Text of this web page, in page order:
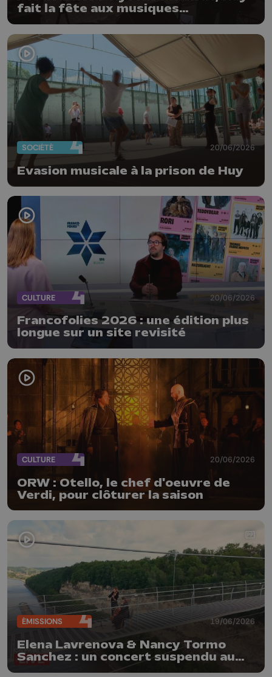
fait la fête aux musiques
SOCIÉTÉ 20/06/2026
Evasion musicale à la prison de Huy
CULTURE 20/06/2026
Francofolies 2026 : une édition plus
longue sur un site revisité
CULTURE 20/06/2026
ORW : Otello, le chef d'oeuvre de
Verdi, pour clôturer la saison
ÉMISSIONS 19/06/2026
Elena Lavrenova & Nancy Tormo
Sanchez : un concert suspendu au
Fort d'Eben-Emael